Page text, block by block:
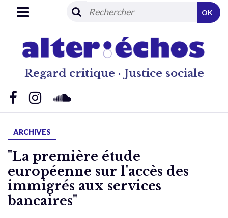
Regard critique · Justice sociale
OK
ARCHIVES
"La première étude
européenne sur l'accès des
immigrés aux services
bancaires"